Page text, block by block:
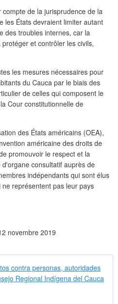
de la jurisprudence de la
les États devraient limiter autant
des troubles internes, car la
et contrôler les civils,
les mesures nécessaires pour
du Cauca par le biais des
de celles qui composent le
Cour constitutionnelle de
des États américains (OEA),
américaine des droits de
promouvoir le respect et la
consultatif auprès de
indépendants qui sont élus
représentent pas leur pays
novembre 2019